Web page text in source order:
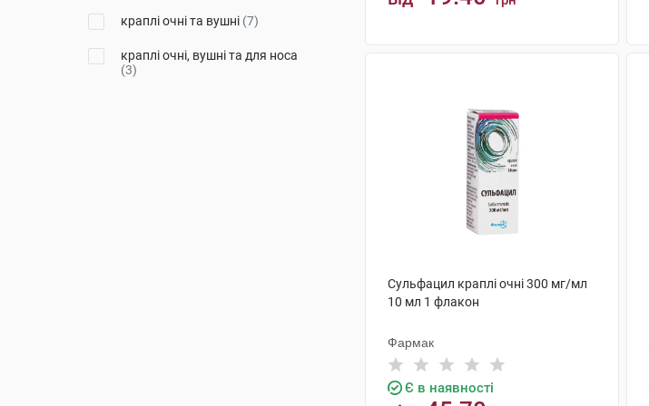
краплі очні та вушні (7)
краплі очні, вушні та для носа
(3)
Сульфацил краплі очні 300 мг/мл
10 мл 1 флакон
Фармак
Є в наявності